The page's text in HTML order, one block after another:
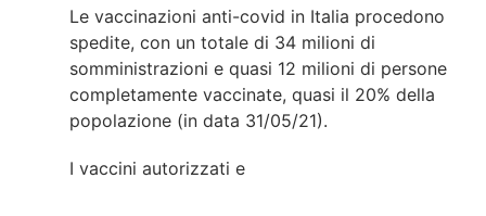
Le vaccinazioni anti-covid in Italia procedono
spedite, con un totale di 34 milioni di
somministrazioni e quasi 12 milioni di persone
completamente vaccinate, quasi il 20% della
popolazione (in data 31/05/21).
I vaccini autorizzati e